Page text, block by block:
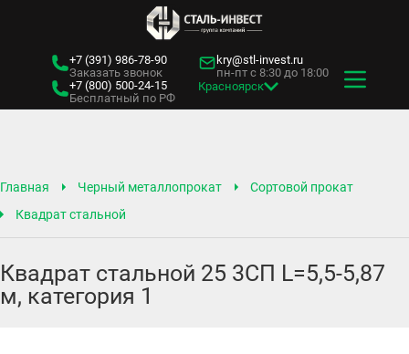
+7 (391) 986-78-90
Заказать звонок
+7 (800) 500-24-15
Бесплатный по РФ
kry@stl-invest.ru
пн-пт с 8:30 до 18:00
Красноярск
Главная Черный металлопрокат
Сортовой прокат
Квадрат стальной
Квадрат стальной 25 3СП L=5,5-5,87
м, категория 1